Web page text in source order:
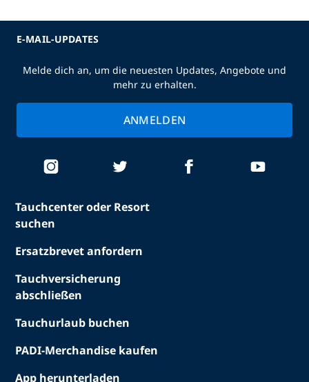
Tauchcenter oder Resort
suchen
Ersatzbrevet anfordern
Tauchversicherung
abschließen
Tauchurlaub buchen
PADI-Merchandise kaufen
App herunterladen
E-MAIL-UPDATES
Melde dich an, um die neuesten Updates, Angebote und
mehr zu erhalten.
ANMELDEN